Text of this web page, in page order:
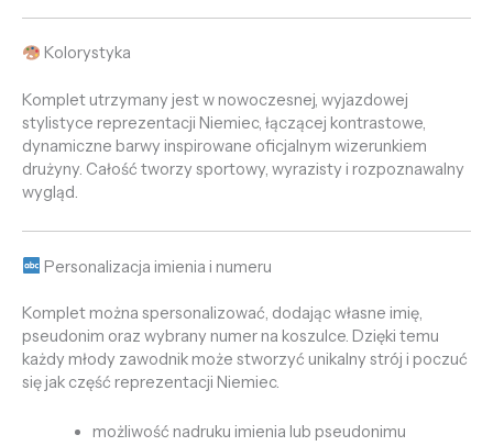
Kolorystyka
Komplet utrzymany jest w nowoczesnej, wyjazdowej
stylistyce reprezentacji Niemiec, łączącej kontrastowe,
dynamiczne barwy inspirowane oficjalnym wizerunkiem
drużyny. Całość tworzy sportowy, wyrazisty i rozpoznawalny
wygląd.
Personalizacja imienia i numeru
Komplet można spersonalizować, dodając własne imię,
pseudonim oraz wybrany numer na koszulce. Dzięki temu
każdy młody zawodnik może stworzyć unikalny strój i poczuć
się jak część reprezentacji Niemiec.
możliwość nadruku imienia lub pseudonimu